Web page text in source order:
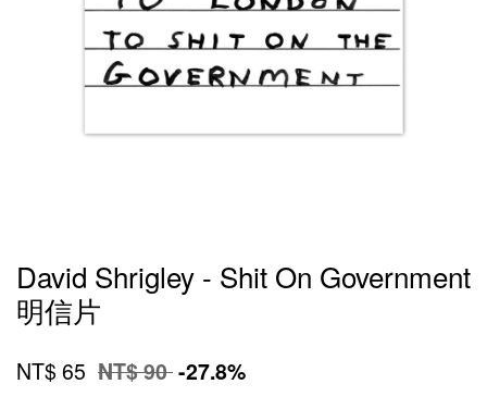
David Shrigley - Shit On Government
明信片
NT$ 65 NT$ 90-27.8%